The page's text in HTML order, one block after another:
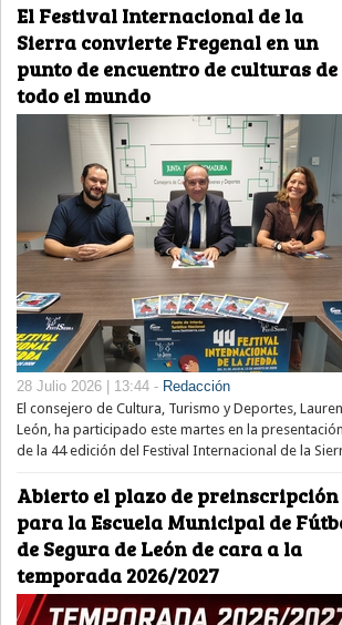
El Festival Internacional de la
Sierra convierte Fregenal en un
punto de encuentro de culturas de
todo el mundo
28 Julio 2026 | 13:44 - Redacción
El consejero de Cultura, Turismo y Deportes,
León, ha participado este martes en la presentación
de la 44 edición del Festival Internacional de la
Abierto el plazo de preinscripción
para la Escuela Municipal de
de Segura de León de cara a la
temporada 2026/2027